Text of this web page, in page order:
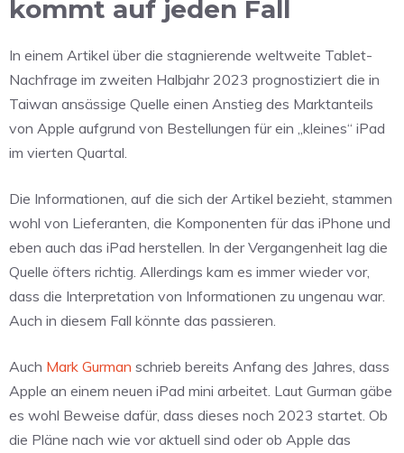
kommt auf jeden Fall
In einem Artikel über die stagnierende weltweite Tablet-
Nachfrage im zweiten Halbjahr 2023 prognostiziert die in
Taiwan ansässige Quelle einen Anstieg des Marktanteils
von Apple aufgrund von Bestellungen für ein „kleines“ iPad
im vierten Quartal.
Die Informationen, auf die sich der Artikel bezieht, stammen
wohl von Lieferanten, die Komponenten für das iPhone und
eben auch das iPad herstellen. In der Vergangenheit lag die
Quelle öfters richtig. Allerdings kam es immer wieder vor,
dass die Interpretation von Informationen zu ungenau war.
Auch in diesem Fall könnte das passieren.
Auch Mark Gurman schrieb bereits Anfang des Jahres, dass
Apple an einem neuen iPad mini arbeitet. Laut Gurman gäbe
es wohl Beweise dafür, dass dieses noch 2023 startet. Ob
die Pläne nach wie vor aktuell sind oder ob Apple das